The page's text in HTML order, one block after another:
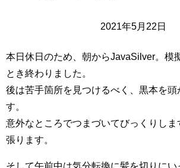
2021年5月22日
本日休日のため、朝からJavaSilver。模
とき終わりました。
後は苦手箇所を見つけるべく、黒本を頭
す。
意外なところでつまづいてびっくりし
張ります。